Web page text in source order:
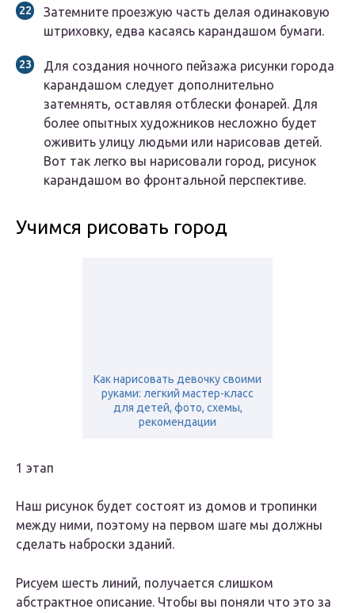
Затемните проезжую часть делая одинаковую
штриховку, едва касаясь карандашом бумаги.
Для создания ночного пейзажа рисунки города
карандашом следует дополнительно
затемнять, оставляя отблески фонарей. Для
более опытных художников несложно будет
оживить улицу людьми или нарисовав детей.
Вот так легко вы нарисовали город, рисунок
карандашом во фронтальной перспективе.
Учимся рисовать город
Как нарисовать девочку своими
руками: легкий мастер-класс
для детей, фото, схемы,
рекомендации
1 этап
Наш рисунок будет состоят из домов и тропинки
между ними, поэтому на первом шаге мы должны
сделать наброски зданий.
Рисуем шесть линий, получается слишком
абстрактное описание. Чтобы вы поняли что это за